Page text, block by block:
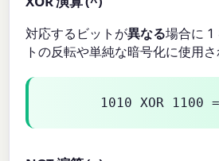
対応するビットが異なる場合に 1
トの反転や単純な暗号化に使用さ
1010 XOR 1100